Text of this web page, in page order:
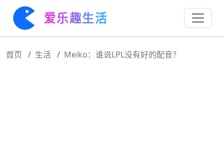
爱乐趣生活
首页 生活 Meiko：谁说LPL没有好的配音？